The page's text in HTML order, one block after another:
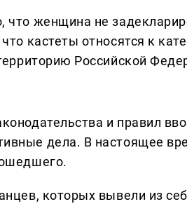
женщина не
кастеты относятся к
Российской
и правил
дела. В настоящее
которых вывели из